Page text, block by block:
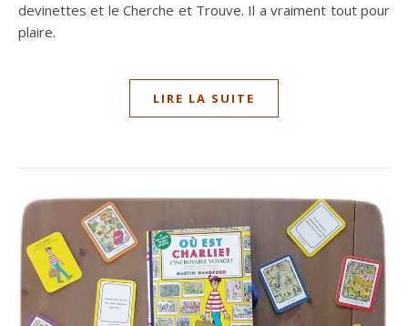
devinettes et le Cherche et Trouve. Il a vraiment tout pour
plaire.
LIRE LA SUITE